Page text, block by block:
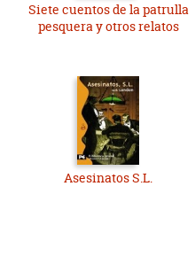
Siete cuentos de la patrulla
pesquera y otros relatos
Asesinatos S.L.